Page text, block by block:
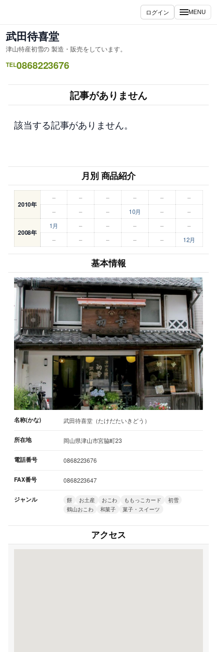
を
ス
キ
ッ
ログイン MENU
武田待喜堂
津山特産初雪の 製造・販売をしています。
TEL0868223676
記事がありません
該当する記事がありません。
月別 商品紹介
2010年
– – – – –
–
–
– – 10月 – –
2008年
1月 – – – –
–
–
– – – – 12月
基本情報
名称(かな) 武田待喜堂（たけだたいきどう）
所在地 岡山県津山市宮脇町23
電話番号 0868223676
FAX番号 0868223647
ジャンル 餅 お土産 おこわ ももっこカード
初雪
鶴山おこわ
和菓子 菓子・スイーツ
アクセス